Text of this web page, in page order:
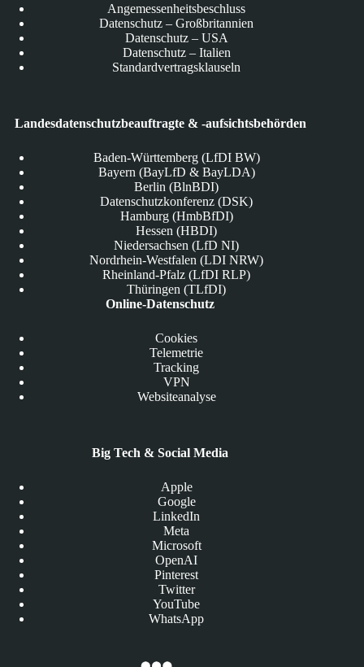
Angemessenheitsbeschluss
Datenschutz – Großbritannien
Datenschutz – USA
Datenschutz – Italien
Standardvertragsklauseln
Landesdatenschutzbeauftragte & -aufsichtsbehörden
Baden-Württemberg (LfDI BW)
Bayern (BayLfD & BayLDA)
Berlin (BlnBDI)
Datenschutzkonferenz (DSK)
Hamburg (HmbBfDI)
Hessen (HBDI)
Niedersachsen (LfD NI)
Nordrhein-Westfalen (LDI NRW)
Rheinland-Pfalz (LfDI RLP)
Thüringen (TLfDI)
Online-Datenschutz
Cookies
Telemetrie
Tracking
VPN
Websiteanalyse
Big Tech & Social Media
Apple
Google
LinkedIn
Meta
Microsoft
OpenAI
Pinterest
Twitter
YouTube
WhatsApp